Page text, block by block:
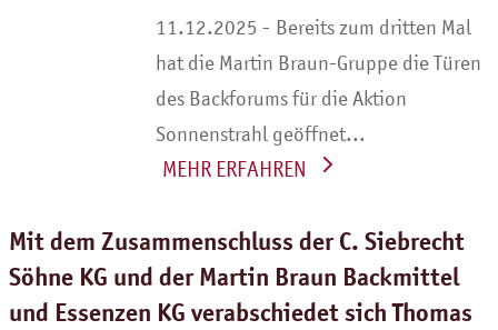
Bereits zum dritten Mal
hat die Martin Braun-Gruppe die Türen
des Backforums für die Aktion
Sonnenstrahl geöffnet...
WEITERLESEN
Mit dem Zusammenschluss der C. Siebrecht
Söhne KG und der Martin Braun Backmittel
und Essenzen KG verabschiedet sich Thomas